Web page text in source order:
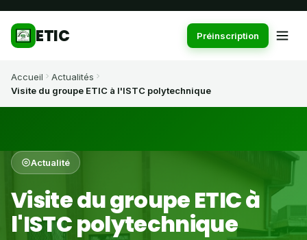
ETIC Préinscription
Accueil
Actualités
Visite du groupe ETIC à l'ISTC polytechnique
Actualité
Visite du groupe ETIC à
l'ISTC polytechnique